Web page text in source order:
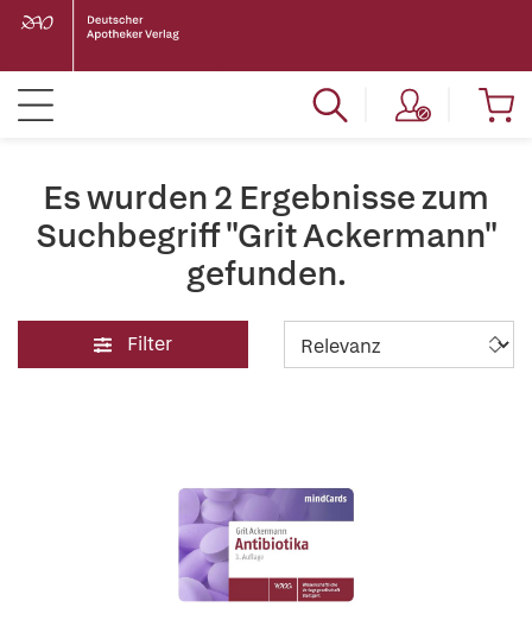
Es wurden 2 Ergebnisse zum
Suchbegriff "Grit Ackermann"
gefunden.
Filter